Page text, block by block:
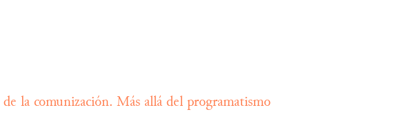
la comunización. Más allá del programatismo